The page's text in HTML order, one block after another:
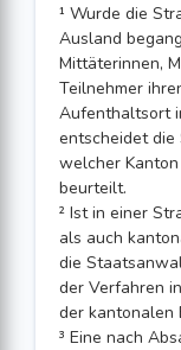
¹ Wurde die
Ausland
Mittäterinnen,
Teilnehmer
Aufenthaltsort
entscheidet
welcher
beurteilt.
² Ist in einer
als auch
die
der Verfahren
der kantonalen
³ Eine nach